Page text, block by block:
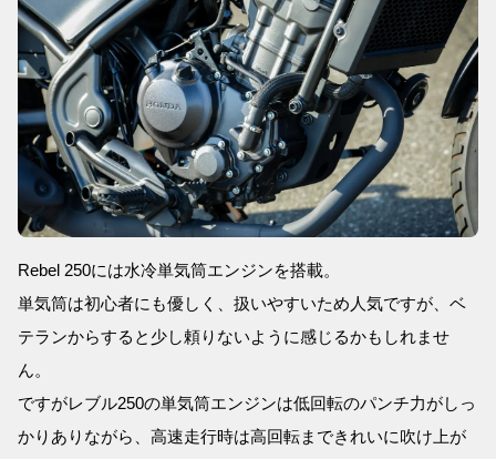
Rebel 250には水冷単気筒エンジンを搭載。
単気筒は初心者にも優しく、扱いやすいため人気ですが、ベ
テランからすると少し頼りないように感じるかもしれませ
ん。
ですがレブル250の単気筒エンジンは低回転のパンチ力がしっ
かりありながら、高速走行時は高回転まできれいに吹け上が